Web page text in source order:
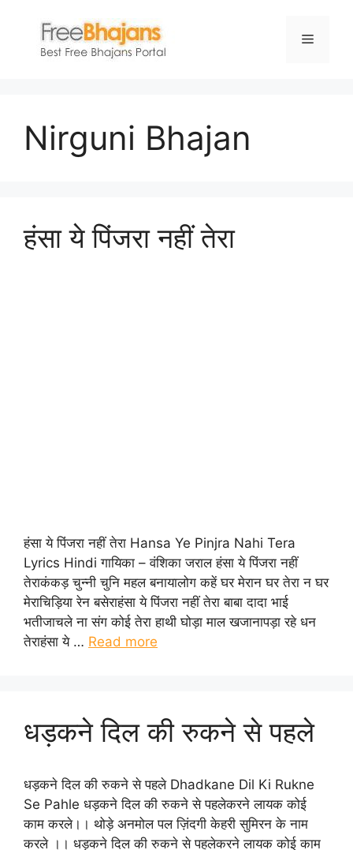
content
Menu
Nirguni Bhajan
हंसा ये पिंजरा नहीं तेरा
हंसा ये पिंजरा नहीं तेरा Hansa Ye Pinjra Nahi Tera
Lyrics Hindi गायिका – वंशिका जराल हंसा ये पिंजरा नहीं
तेराकंकड़ चुन्नी चुनि महल बनायालोग कहें घर मेरान घर तेरा न घर
मेराचिड़िया रेन बसेराहंसा ये पिंजरा नहीं तेरा बाबा दादा भाई
भतीजाचले ना संग कोई तेरा हाथी घोड़ा माल खजानापड़ा रहे धन
तेराहंसा ये … Read more
धड़कने दिल की रुकने से पहले
धड़कने दिल की रुकने से पहले Dhadkane Dil Ki Rukne
Se Pahle धड़कने दिल की रुकने से पहलेकरने लायक कोई
काम करले।। थोड़े अनमोल पल ज़िंदगी केहरी सुमिरन के नाम
करले ।। धड़कने दिल की रुकने से पहलेकरने लायक कोई काम